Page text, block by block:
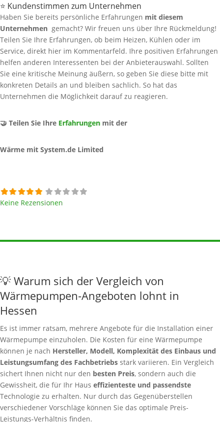
⭐ Kundenstimmen zum Unternehmen
Haben Sie bereits persönliche Erfahrungen mit diesem
Unternehmen gemacht? Wir freuen uns über Ihre Rückmeldung!
Teilen Sie Ihre Erfahrungen, ob beim Heizen, Kühlen oder im
Service, direkt hier im Kommentarfeld. Ihre positiven Erfahrungen
helfen anderen Interessenten bei der Anbieterauswahl. Sollten
Sie eine kritische Meinung äußern, so geben Sie diese bitte mit
konkreten Details an und bleiben sachlich. So hat das
Unternehmen die Möglichkeit darauf zu reagieren.
🤝 Teilen Sie Ihre Erfahrungen mit der
Wärme mit System.de Limited
Keine Rezensionen
💡 Warum sich der Vergleich von
Wärmepumpen-Angeboten lohnt in
Hessen
Es ist immer ratsam, mehrere Angebote für die Installation einer
Wärmepumpe einzuholen. Die Kosten für eine Wärmepumpe
können je nach Hersteller, Modell, Komplexität des Einbaus und
Leistungsumfang des Fachbetriebs stark variieren. Ein Vergleich
sichert Ihnen nicht nur den besten Preis, sondern auch die
Gewissheit, die für Ihr Haus effizienteste und passendste
Technologie zu erhalten. Nur durch das Gegenüberstellen
verschiedener Vorschläge können Sie das optimale Preis-
Leistungs-Verhältnis finden.